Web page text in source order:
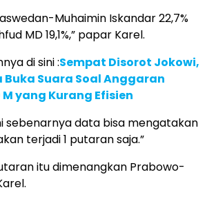
Muhaimin Iskandar 22,7%
MD 19,1%,” papar Karel.
di sini :Sempat Disorot Jokowi,
Buka Suara Soal Anggaran
M yang Kurang Efisien
sebenarnya data bisa mengatakan
terjadi 1 putaran saja.”
itu dimenangkan Prabowo-